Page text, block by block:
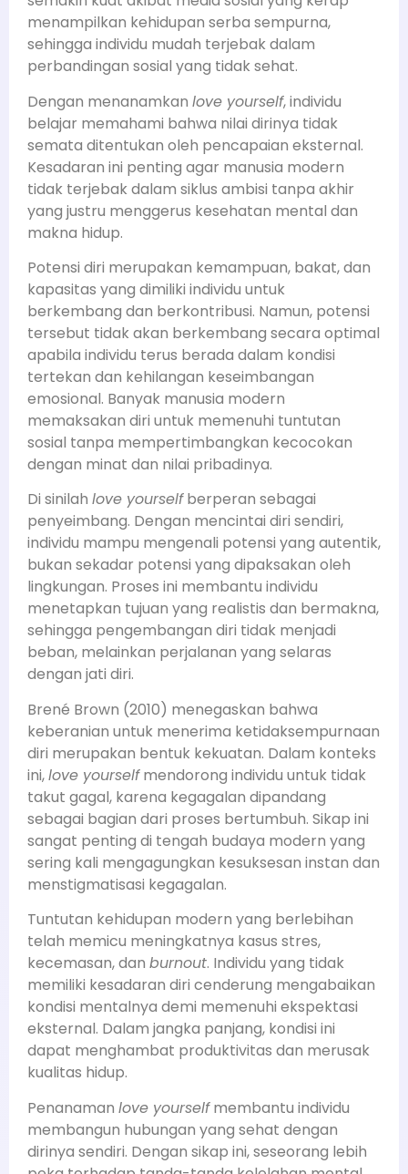
menampilkan kehidupan serba sempurna,
sehingga individu mudah terjebak dalam
perbandingan sosial yang tidak sehat.
Dengan menanamkan love yourself, individu
belajar memahami bahwa nilai dirinya tidak
semata ditentukan oleh pencapaian eksternal.
Kesadaran ini penting agar manusia modern
tidak terjebak dalam siklus ambisi tanpa akhir
yang justru menggerus kesehatan mental dan
makna hidup.
Potensi diri merupakan kemampuan, bakat, dan
kapasitas yang dimiliki individu untuk
berkembang dan berkontribusi. Namun, potensi
tersebut tidak akan berkembang secara optimal
apabila individu terus berada dalam kondisi
tertekan dan kehilangan keseimbangan
emosional. Banyak manusia modern
memaksakan diri untuk memenuhi tuntutan
sosial tanpa mempertimbangkan kecocokan
dengan minat dan nilai pribadinya.
Di sinilah love yourselfberperan sebagai
penyeimbang. Dengan mencintai diri sendiri,
individu mampu mengenali potensi yang autentik,
bukan sekadar potensi yang dipaksakan oleh
lingkungan. Proses ini membantu individu
menetapkan tujuan yang realistis dan bermakna,
sehingga pengembangan diri tidak menjadi
beban, melainkan perjalanan yang selaras
dengan jati diri.
Brené Brown (2010) menegaskan bahwa
keberanian untuk menerima ketidaksempurnaan
diri merupakan bentuk kekuatan. Dalam konteks
ini,love yourselfmendorong individu untuk tidak
takut gagal, karena kegagalan dipandang
sebagai bagian dari proses bertumbuh. Sikap ini
sangat penting di tengah budaya modern yang
sering kali mengagungkan kesuksesan instan dan
menstigmatisasi kegagalan.
Tuntutan kehidupan modern yang berlebihan
telah memicu meningkatnya kasus stres,
kecemasan, dan burnout. Individu yang tidak
memiliki kesadaran diri cenderung mengabaikan
kondisi mentalnya demi memenuhi ekspektasi
eksternal. Dalam jangka panjang, kondisi ini
dapat menghambat produktivitas dan merusak
kualitas hidup.
Penanaman love yourselfmembantu individu
membangun hubungan yang sehat dengan
dirinya sendiri. Dengan sikap ini, seseorang lebih